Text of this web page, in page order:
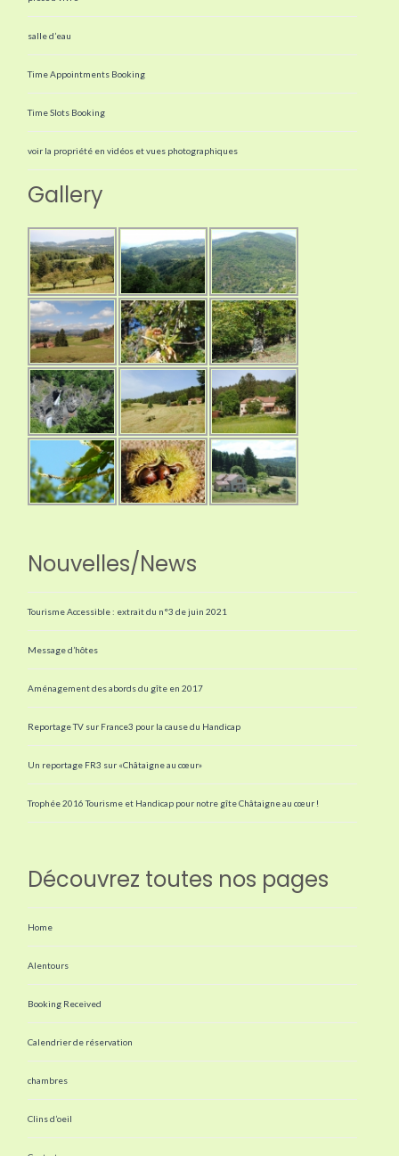
salle d’eau
Time Appointments Booking
Time Slots Booking
voir la propriété en vidéos et vues photographiques
Gallery
Nouvelles/News
Tourisme Accessible : extrait du n°3 de juin 2021
Message d’hôtes
Aménagement des abords du gîte en 2017
Reportage TV sur France3 pour la cause du Handicap
Un reportage FR3 sur «Châtaigne au cœur»
Trophée 2016 Tourisme et Handicap pour notre gîte Châtaigne au cœur !
Découvrez toutes nos pages
Home
Alentours
Booking Received
Calendrier de réservation
chambres
Clins d’oeil